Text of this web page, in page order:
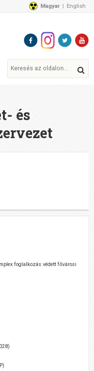
Magyar English
és
foglalkozás védett fővárosi